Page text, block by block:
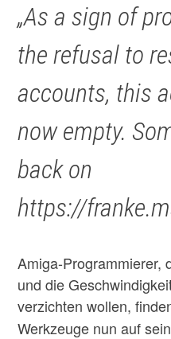
„As a sign of
the refusal to
accounts, this
now empty.
back on
https://
Amiga-Programmierer,
und die
verzichten wollen,
Werkzeuge nun auf